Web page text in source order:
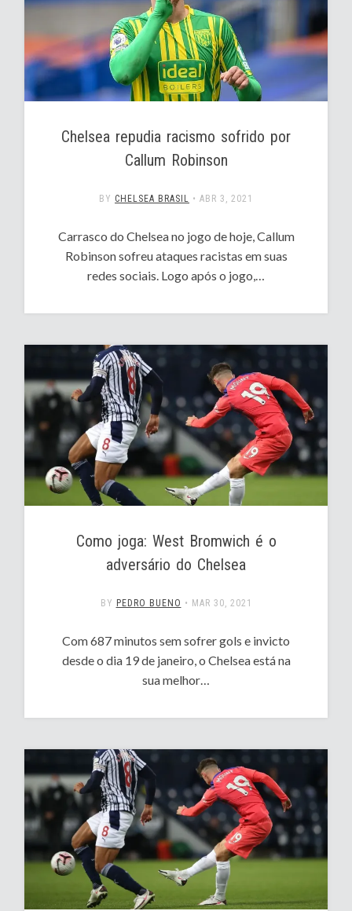
Chelsea repudia racismo sofrido por
Callum Robinson
BY CHELSEA BRASIL • ABR 3, 2021
Carrasco do Chelsea no jogo de hoje, Callum
Robinson sofreu ataques racistas em suas
redes sociais. Logo após o jogo,…
Como joga: West Bromwich é o
adversário do Chelsea
BY PEDRO BUENO • MAR 30, 2021
Com 687 minutos sem sofrer gols e invicto
desde o dia 19 de janeiro, o Chelsea está na
sua melhor…